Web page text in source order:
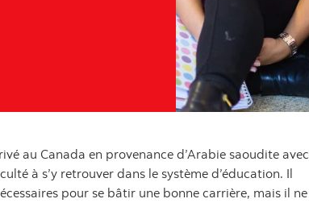
au Canada en provenance d’Arabie saoudite avec
à s’y retrouver dans le système d’éducation. Il
pour se bâtir une bonne carrière, mais il ne